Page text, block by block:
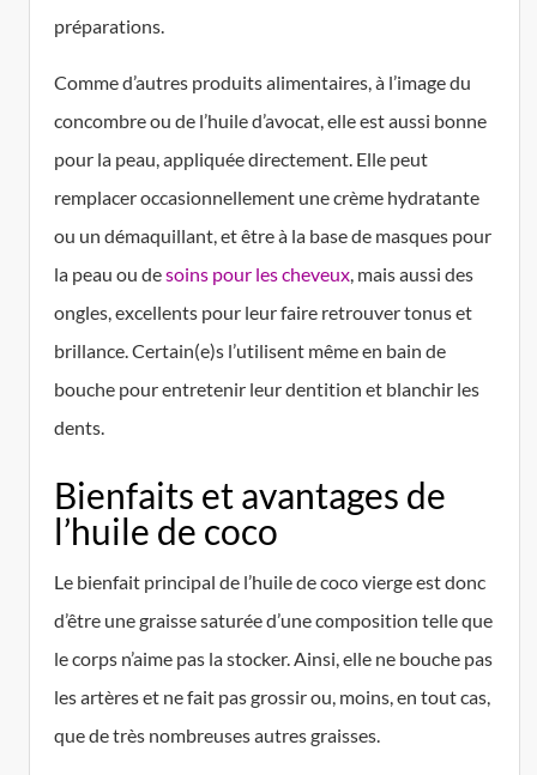
préparations.
Comme d’autres produits alimentaires, à l’image du
concombre ou de l’huile d’avocat, elle est aussi bonne
pour la peau, appliquée directement. Elle peut
remplacer occasionnellement une crème hydratante
ou un démaquillant, et être à la base de masques pour
la peau ou desoins pour les cheveux, mais aussi des
ongles, excellents pour leur faire retrouver tonus et
brillance. Certain(e)s l’utilisent même en bain de
bouche pour entretenir leur dentition et blanchir les
dents.
Bienfaits et avantages de
l’huile de coco
Le bienfait principal de l’huile de coco vierge est donc
d’être une graisse saturée d’une composition telle que
le corps n’aime pas la stocker. Ainsi, elle ne bouche pas
les artères et ne fait pas grossir ou, moins, en tout cas,
que de très nombreuses autres graisses.